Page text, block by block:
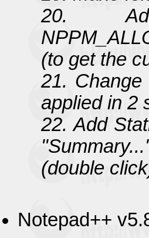
20. Add
(to get the
21.
applied in 2
22. Add
(double
Notepad++